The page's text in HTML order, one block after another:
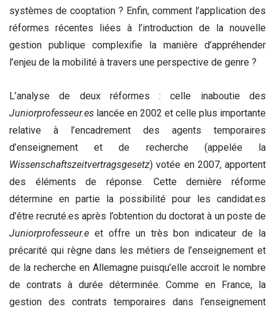
systèmes de cooptation ? Enfin, comment l’application des
réformes récentes liées à l’introduction de la nouvelle
gestion publique complexifie la manière d’appréhender
l’enjeu de la mobilité à travers une perspective de genre ?
L’analyse de deux réformes : celle inaboutie des
Juniorprofesseur.es lancée en 2002 et celle plus importante
relative à l’encadrement des agents temporaires
d’enseignement et de recherche (appelée la
Wissenschaftszeitvertragsgesetz) votée en 2007, apportent
des éléments de réponse. Cette dernière réforme
détermine en partie la possibilité pour les candidat.es
d’être recruté.es après l’obtention du doctorat à un poste de
Juniorprofesseur.e et offre un très bon indicateur de la
précarité qui règne dans les métiers de l’enseignement et
de la recherche en Allemagne puisqu’elle accroit le nombre
de contrats à durée déterminée. Comme en France, la
gestion des contrats temporaires dans l’enseignement